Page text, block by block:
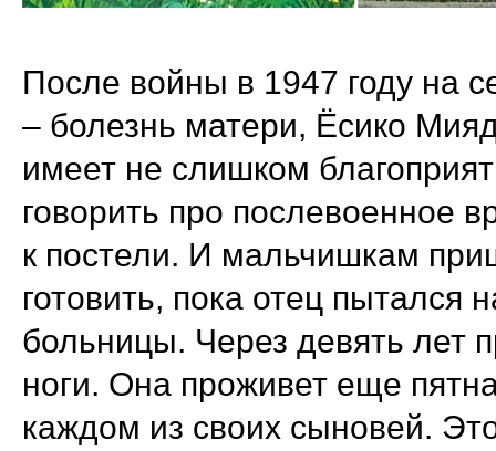
После войны в 1947 году на
– болезнь матери, Ёсико
имеет не слишком
говорить про послевоенное
к постели. И мальчишкам
готовить, пока отец
больницы. Через девять лет
ноги. Она проживет еще
каждом из своих сыновей.